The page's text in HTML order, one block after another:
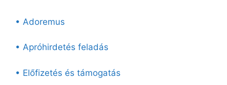
• Adoremus
• Apróhirdetés feladás
• Előfizetés és támogatás